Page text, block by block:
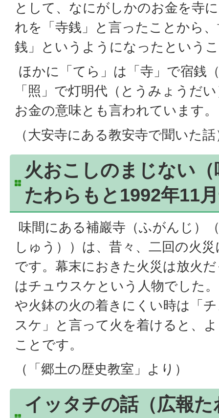
として、なにがしかのお金を寺
れを「寺銭」と言ったことから
銭」というようになったという
ほかに「てら」は「寺」で宿銭
「照」で灯明代（とうみょうだ
お金の意味とも言われています。
（大安寺にある教安寺で聞いた話
火おこしのまじない
たわらもと1992年11
味間にある補巖寺（ふがんじ）
しゅう））は、昔々、二回の火
です。幕末におきた火災は放火
はチュウスケという人物でした
や火鉢の火の着きにくい時は「
スケ」と言って火を着けると、
ことです。
（「郷土の歴史教室」より）
イッタチの話（広報